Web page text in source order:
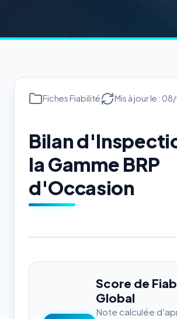
Fiches Fiabilité Mis à jour le :
Bilan
la Gamme BRP
d'Occasion
Score de
Global
Note calculée